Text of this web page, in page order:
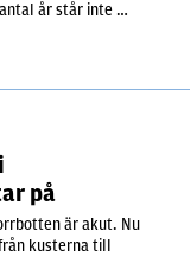
år står inte …
på
är akut. Nu
kusterna till